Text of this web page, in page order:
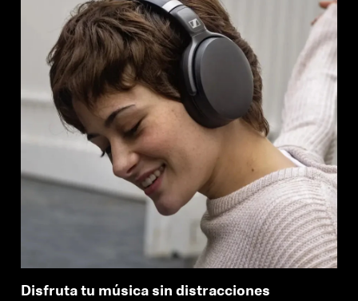
Disfruta tu música sin distracciones